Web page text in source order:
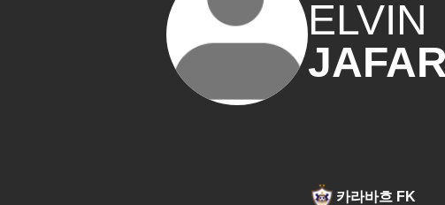
ELVIN
카라바흐 FK